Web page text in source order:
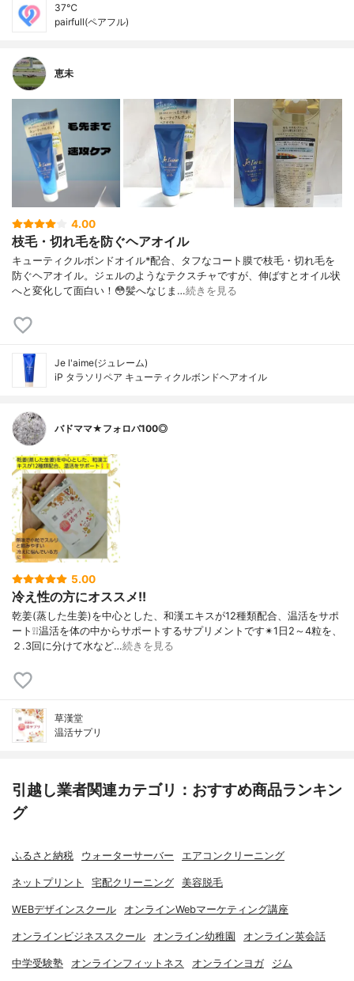
37℃
pairfull(ペアフル)
恵未
4.00
枝毛・切れ毛を防ぐヘアオイル
キューティクルボンドオイル*配合、タフなコート膜で枝毛・切れ毛を
防ぐヘアオイル。ジェルのようなテクスチャですが、伸ばすとオイル状
へと変化して面白い！😳髪へなじま…続きを見る
Je l'aime(ジュレーム)
iP タラソリペア キューティクルボンドヘアオイル
バドママ★フォロバ100◎
5.00
冷え性の方にオススメ!!
乾姜(蒸した生姜)を中心とした、和漢エキスが12種類配合、温活をサポ
ート❕❕温活を体の中からサポートするサプリメントです✴1日2～4粒を、
２.3回に分けて水など…続きを見る
草漢堂
温活サプリ
引越し業者関連カテゴリ：おすすめ商品ランキン
グ
ふるさと納税 ウォーターサーバー エアコンクリーニング
ネットプリント 宅配クリーニング 美容脱毛
WEBデザインスクール オンラインWebマーケティング講座
オンラインビジネススクール オンライン幼稚園 オンライン英会話
中学受験塾 オンラインフィットネス オンラインヨガ ジム